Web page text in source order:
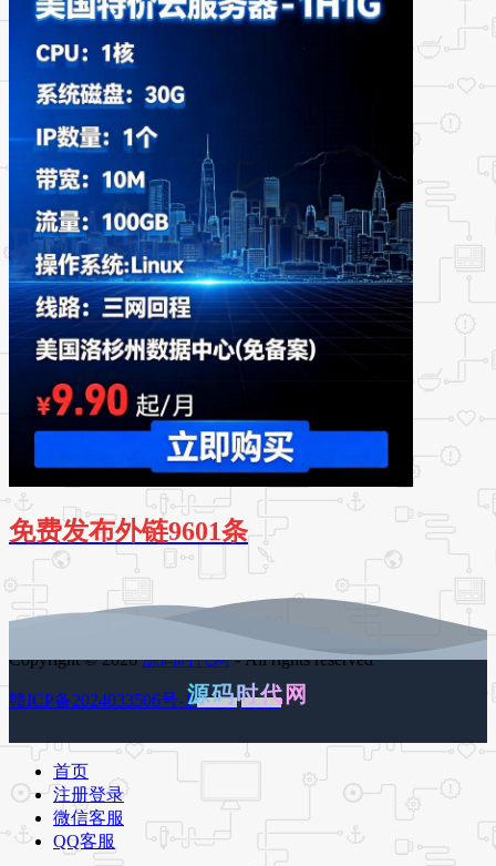
免费发布外链9601条
Copyright © 2026源码时代网- All rights reserved
赣ICP备2024033506号-1百度地图 谷歌地图
源码时代网
首页
注册登录
微信客服
QQ客服